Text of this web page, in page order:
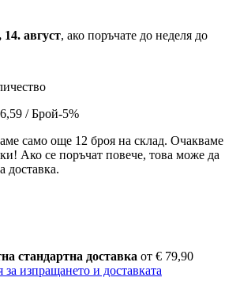
август, ако поръчате до неделя до
/ Брой-5%
само още 12 броя на склад. Очакваме
Ако се поръчат повече, това може да
доставка.
стандартна доставка от € 79,90
изпращането и доставката